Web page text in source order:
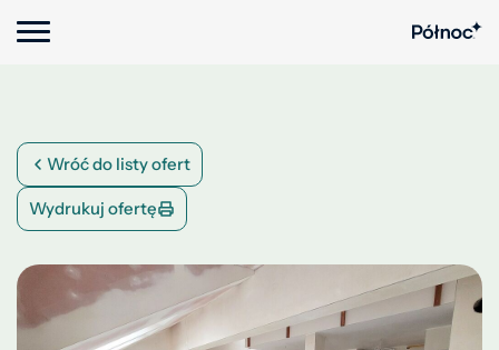
Wróć do listy ofert
Wydrukuj ofertę